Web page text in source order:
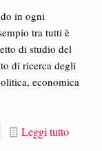
in ogni
tra tutti è
di studio del
di ricerca degli
economica
Leggi tutto